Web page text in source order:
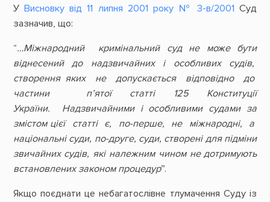
У Висновку від 11 липня 2001 року № 3-в/2001 Суд
зазначив, що:
“…Міжнародний кримінальний суд не може бути
віднесений до надзвичайних і особливих судів,
створення яких не допускається відповідно до
частини п’ятої статті 125 Конституції
України. Надзвичайними і особливими судами за
змістом цієї статті є, по-перше, не міжнародні, а
національні суди, по-друге, суди, створені для підміни
звичайних судів, які належним чином не дотримують
встановлених законом процедур”.
Якщо поєднати це небагатослівне тлумачення Суду із